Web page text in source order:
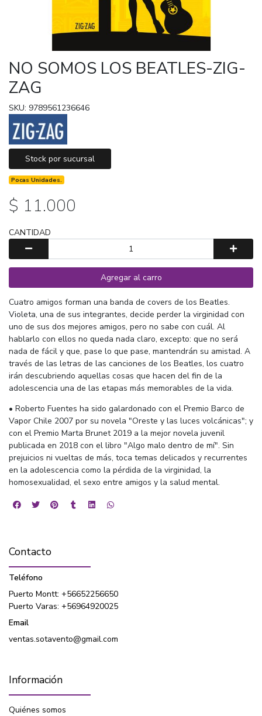
NO SOMOS LOS BEATLES-ZIG-
ZAG
SKU: 9789561236646
Stock por sucursal
Pocas Unidades.
$ 11.000
CANTIDAD
Agregar al carro
Cuatro amigos forman una banda de covers de los Beatles.
Violeta, una de sus integrantes, decide perder la virginidad con
uno de sus dos mejores amigos, pero no sabe con cuál. Al
hablarlo con ellos no queda nada claro, excepto: que no será
nada de fácil y que, pase lo que pase, mantendrán su amistad. A
través de las letras de las canciones de los Beatles, los cuatro
irán descubriendo aquellas cosas que hacen del fin de la
adolescencia una de las etapas más memorables de la vida.
• Roberto Fuentes ha sido galardonado con el Premio Barco de
Vapor Chile 2007 por su novela "Oreste y las luces volcánicas"; y
con el Premio Marta Brunet 2019 a la mejor novela juvenil
publicada en 2018 con el libro "Algo malo dentro de mí". Sin
prejuicios ni vueltas de más, toca temas delicados y recurrentes
en la adolescencia como la pérdida de la virginidad, la
homosexualidad, el sexo entre amigos y la salud mental.
Contacto
Teléfono
Puerto Montt: +56652256650
Puerto Varas: +56964920025
Email
ventas.sotavento@gmail.com
Información
Quiénes somos